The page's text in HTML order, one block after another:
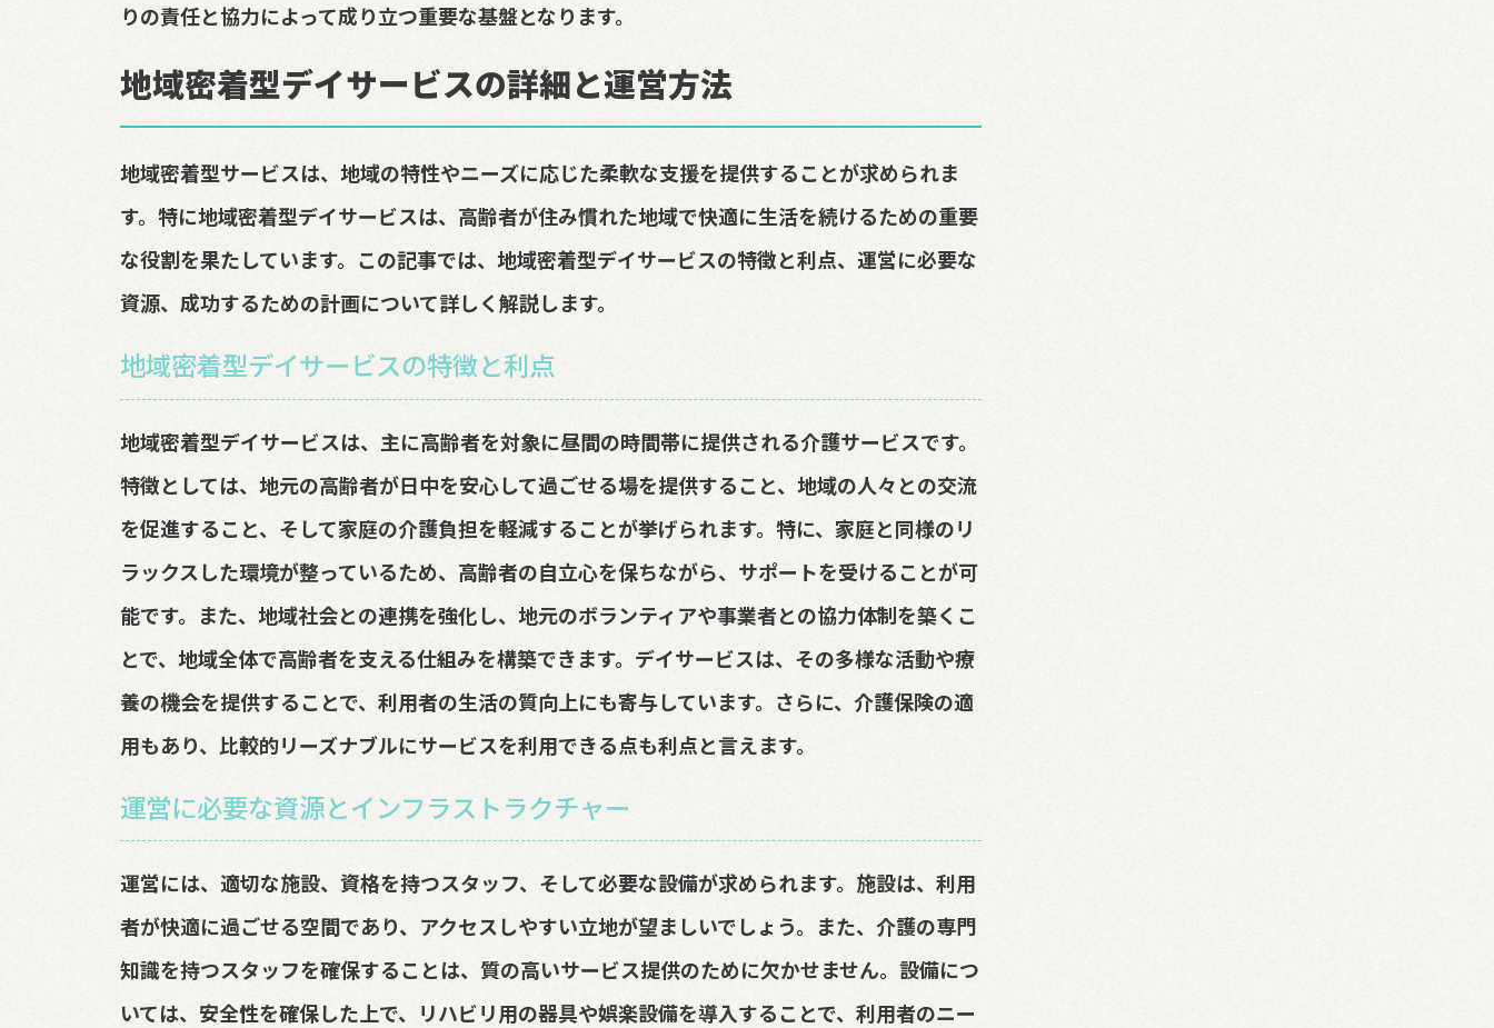
りの責任と協力によって成り立つ重要な基盤となります。
地域密着型デイサービスの詳細と運営方法
地域密着型サービスは、地域の特性やニーズに応じた柔軟な支援を提供することが求められま
す。特に地域密着型デイサービスは、高齢者が住み慣れた地域で快適に生活を続けるための重要
な役割を果たしています。この記事では、地域密着型デイサービスの特徴と利点、運営に必要な
資源、成功するための計画について詳しく解説します。
地域密着型デイサービスの特徴と利点
地域密着型デイサービスは、主に高齢者を対象に昼間の時間帯に提供される介護サービスです。
特徴としては、地元の高齢者が日中を安心して過ごせる場を提供すること、地域の人々との交流
を促進すること、そして家庭の介護負担を軽減することが挙げられます。特に、家庭と同様のリ
ラックスした環境が整っているため、高齢者の自立心を保ちながら、サポートを受けることが可
能です。また、地域社会との連携を強化し、地元のボランティアや事業者との協力体制を築くこ
とで、地域全体で高齢者を支える仕組みを構築できます。デイサービスは、その多様な活動や療
養の機会を提供することで、利用者の生活の質向上にも寄与しています。さらに、介護保険の適
用もあり、比較的リーズナブルにサービスを利用できる点も利点と言えます。
運営に必要な資源とインフラストラクチャー
運営には、適切な施設、資格を持つスタッフ、そして必要な設備が求められます。施設は、利用
者が快適に過ごせる空間であり、アクセスしやすい立地が望ましいでしょう。また、介護の専門
知識を持つスタッフを確保することは、質の高いサービス提供のために欠かせません。設備につ
いては、安全性を確保した上で、リハビリ用の器具や娯楽設備を導入することで、利用者のニー